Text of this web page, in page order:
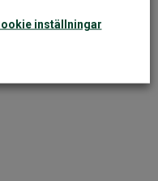
inställningar